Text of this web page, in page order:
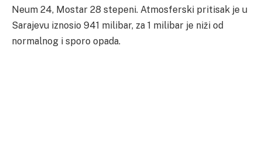
Neum 24, Mostar 28 stepeni. Atmosferski pritisak je u
Sarajevu iznosio 941 milibar, za 1 milibar je niži od
normalnog i sporo opada.